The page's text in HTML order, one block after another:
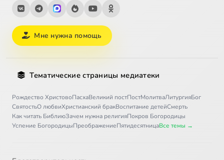
Мне нужна помощь
Тематические страницы медиатеки
Рождество ХристовоПасхаВеликий постПостМолитваЛитургияБог
СвятостьО любвиХристианский бракВоспитание детейСмерть
Как читать БиблиюЗачем нужна религияПокров Богородицы
Успение БогородицыПреображениеПятидесятницаВсе темы →